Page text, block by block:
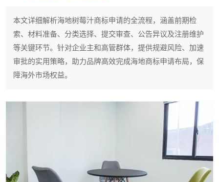
本文详细解析海地树莓汁商标申请的全流程，涵盖前期检
索、材料准备、分类选择、提交审查、公告异议及注册维护
等关键环节。针对企业主和高管群体，提供规避风险、加速
审批的实用策略，助力品牌高效完成海地商标申请布局，保
障海外市场权益。